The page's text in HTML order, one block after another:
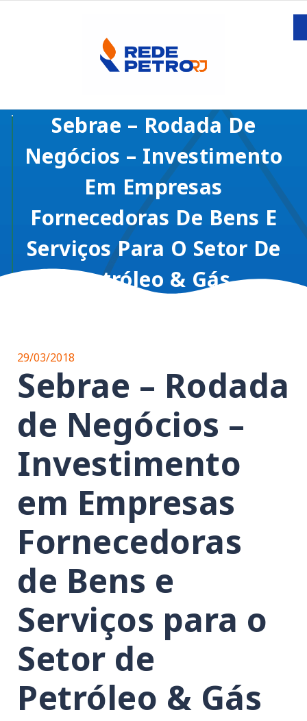
Sebrae – Rodada De
Negócios – Investimento
Em Empresas
Fornecedoras De Bens E
Serviços Para O Setor De
Petróleo & Gás
29/03/2018
Sebrae – Rodada
de Negócios –
Investimento
em Empresas
Fornecedoras
de Bens e
Serviços para o
Setor de
Petróleo & Gás